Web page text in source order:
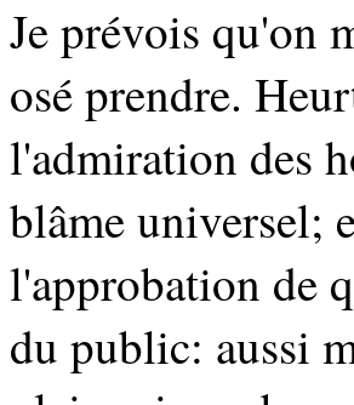
Je prévois qu'on
osé prendre.
l'admiration des
blâme universel;
l'approbation de
du public: aussi